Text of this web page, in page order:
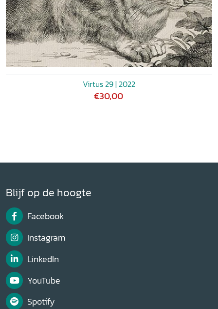
Virtus 29 | 2022
€30,00
Blijf op de hoogte
Facebook
Instagram
LinkedIn
YouTube
Spotify